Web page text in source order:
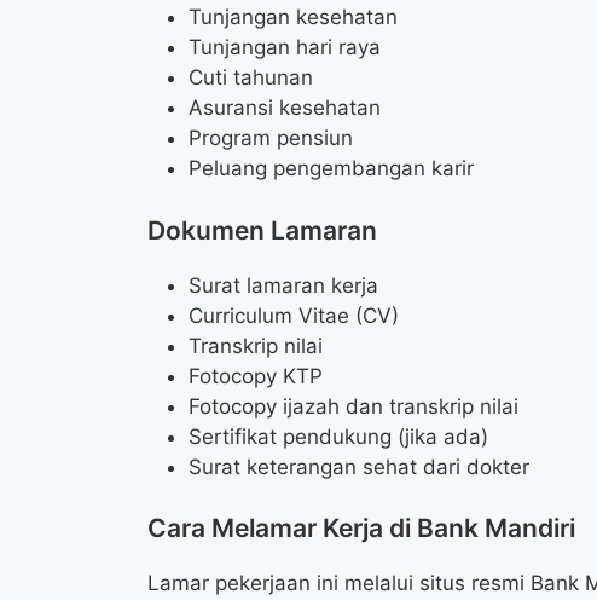
Tunjangan kesehatan
Tunjangan hari raya
Cuti tahunan
Asuransi kesehatan
Program pensiun
Peluang pengembangan karir
Dokumen Lamaran
Surat lamaran kerja
Curriculum Vitae (CV)
Transkrip nilai
Fotocopy KTP
Fotocopy ijazah dan transkrip nilai
Sertifikat pendukung (jika ada)
Surat keterangan sehat dari dokter
Cara Melamar Kerja di Bank Mandiri
Lamar pekerjaan ini melalui situs resmi Bank